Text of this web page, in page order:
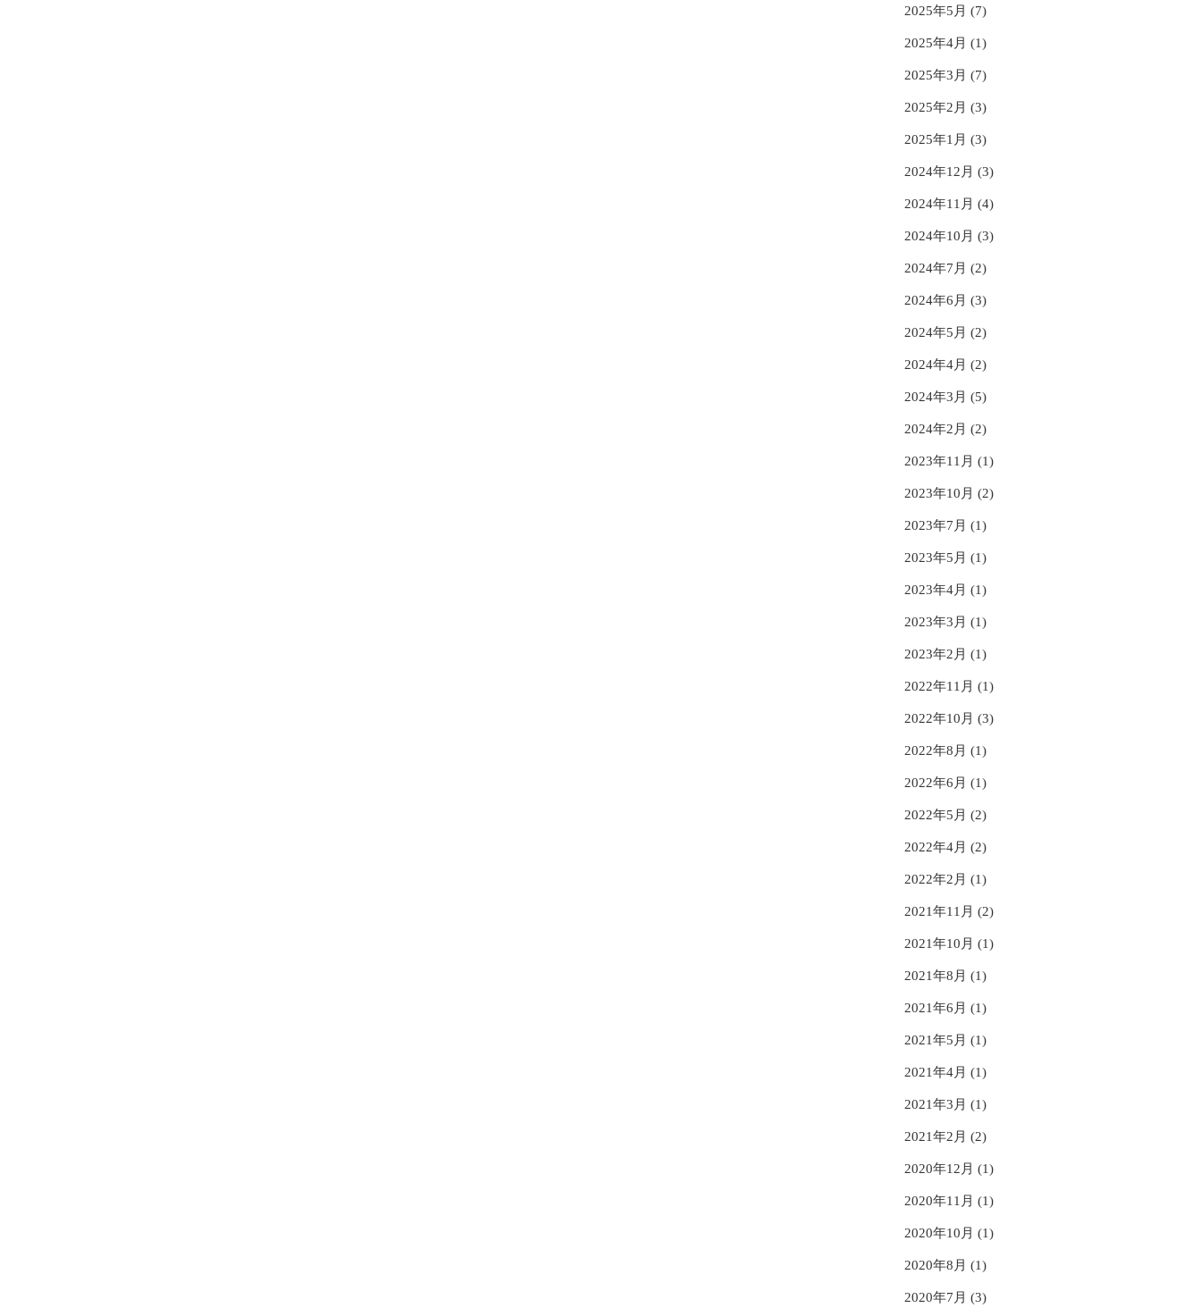
2025年5月 (7)
2025年4月 (1)
2025年3月 (7)
2025年2月 (3)
2025年1月 (3)
2024年12月 (3)
2024年11月 (4)
2024年10月 (3)
2024年7月 (2)
2024年6月 (3)
2024年5月 (2)
2024年4月 (2)
2024年3月 (5)
2024年2月 (2)
2023年11月 (1)
2023年10月 (2)
2023年7月 (1)
2023年5月 (1)
2023年4月 (1)
2023年3月 (1)
2023年2月 (1)
2022年11月 (1)
2022年10月 (3)
2022年8月 (1)
2022年6月 (1)
2022年5月 (2)
2022年4月 (2)
2022年2月 (1)
2021年11月 (2)
2021年10月 (1)
2021年8月 (1)
2021年6月 (1)
2021年5月 (1)
2021年4月 (1)
2021年3月 (1)
2021年2月 (2)
2020年12月 (1)
2020年11月 (1)
2020年10月 (1)
2020年8月 (1)
2020年7月 (3)